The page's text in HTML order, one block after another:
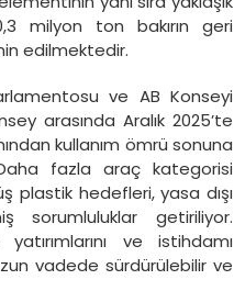
milyon ton bakırın geri
edilmektedir.
ve AB Konseyi
arasında Aralık 2025’te
kullanım ömrü sonuna
fazla araç kategorisi
plastik hedefleri, yasa dışı
sorumluluklar getiriliyor.
ve istihdamı
vadede sürdürülebilir ve